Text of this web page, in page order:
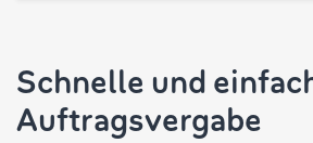
Schnelle und
Auftragsvergabe